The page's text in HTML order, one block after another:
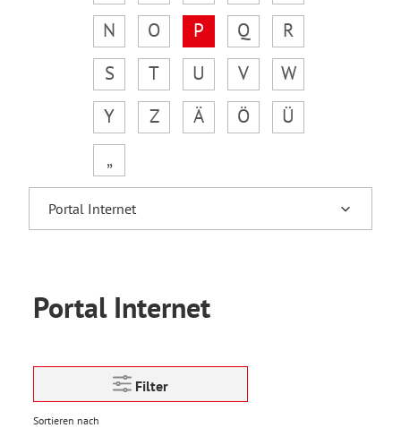
N
O P Q
R
S
T U V
W
Y
Z Ä Ö
Ü
„
Portal Internet
Filter
Sortieren nach